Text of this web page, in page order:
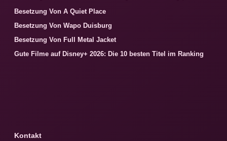
Besetzung Von A Quiet Place
Besetzung Von Wapo Duisburg
Besetzung Von Full Metal Jacket
Gute Filme auf Disney+ 2026: Die 10 besten Titel im Ranking
Kontakt